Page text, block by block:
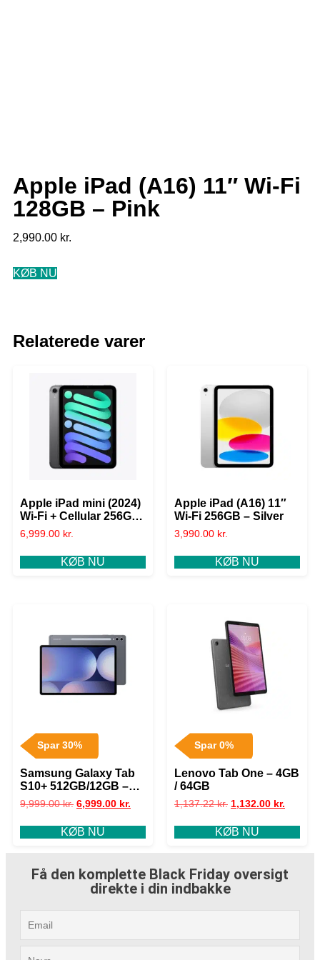
Apple iPad (A16) 11″ Wi-Fi
128GB – Pink
2,990.00 kr.
KØB NU
Relaterede varer
Apple iPad mini (2024)
Wi-Fi + Cellular 256GB
– Space Grey
6,999.00 kr.
KØB NU
Apple iPad (A16) 11″
Wi-Fi 256GB – Silver
3,990.00 kr.
KØB NU
Spar 30%
Samsung Galaxy Tab
S10+ 512GB/12GB –
Moonstone Grey
9,999.00kr. 6,999.00 kr.
KØB NU
Spar 0%
Lenovo Tab One – 4GB
/ 64GB
1,137.22kr. 1,132.00 kr.
KØB NU
Få den komplette Black Friday oversigt
direkte i din indbakke